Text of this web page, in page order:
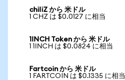
chiliZ から 米ドル
1 CHZ は $0.0127 に相当
1INCH Token から 米ドル
1 1INCH は $0.0824 に相当
Fartcoin から 米ドル
1 FARTCOIN は $0.1335 に相当